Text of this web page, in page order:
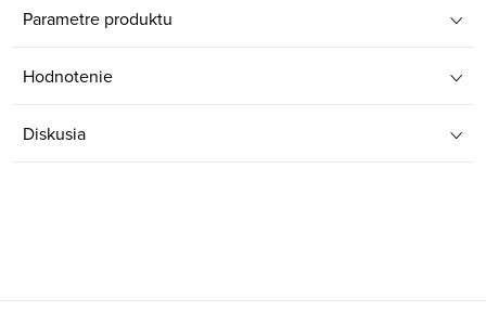
Parametre produktu
Hodnotenie
Diskusia